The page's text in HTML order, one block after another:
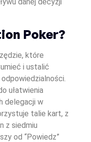
Poker?
które
i ustalić
ułatwienia
delegacji w
talie kart, z
z siedmiu
od “Powiedz”